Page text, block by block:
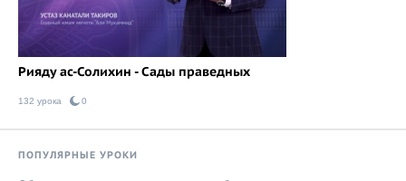
Рияду ас-Солихин - Сады праведных
132 урока 0
ПОПУЛЯРНЫЕ УРОКИ